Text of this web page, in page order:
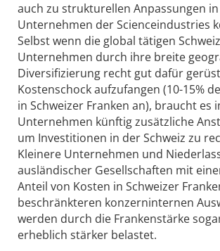
auch zu strukturellen Anpassungen
Unternehmen der Scienceindustries
Selbst wenn die global tätigen
Unternehmen durch ihre breite
Diversifizierung recht gut dafür
Kostenschock aufzufangen (10-15%
in Schweizer Franken an), braucht es
Unternehmen künftig zusätzliche
um Investitionen in der Schweiz zu
Kleinere Unternehmen und
ausländischer Gesellschaften mit
Anteil von Kosten in Schweizer
beschränkteren konzerninternen
werden durch die Frankenstärke
erheblich stärker belastet.